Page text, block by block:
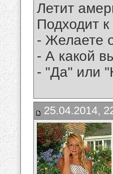
Летит
Подходит
- Желаете
- А какой
- "Да" или
25.04.2014,